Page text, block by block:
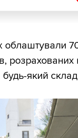
облаштували
будь-який